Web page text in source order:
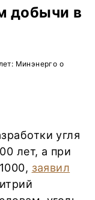
добычи в
Минэнерго о
угля
лет, а при
заявил